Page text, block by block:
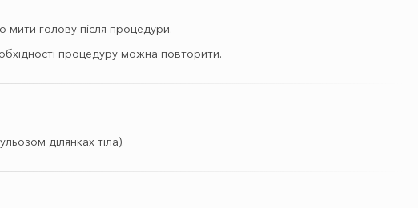
голову після процедури.
процедуру можна повторити.
ділянках тіла).